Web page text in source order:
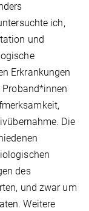
ich,
und
Erkrankungen
Die
des
und zwar um
Weitere